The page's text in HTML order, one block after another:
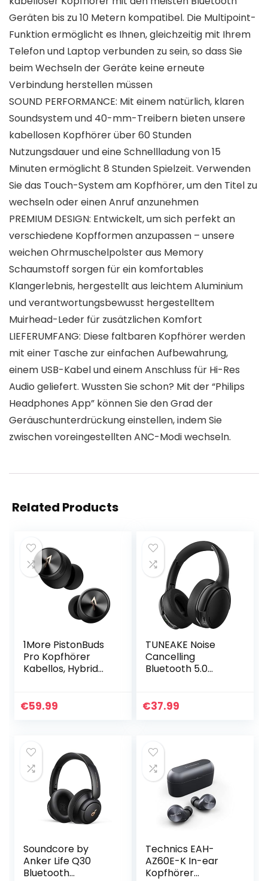
Geräten bis zu 10 Metern kompatibel. Die Multipoint-
Funktion ermöglicht es Ihnen, gleichzeitig mit Ihrem
Telefon und Laptop verbunden zu sein, so dass Sie
beim Wechseln der Geräte keine erneute
Verbindung herstellen müssen
SOUND PERFORMANCE: Mit einem natürlich, klaren
Soundsystem und 40-mm-Treibern bieten unsere
kabellosen Kopfhörer über 60 Stunden
Nutzungsdauer und eine Schnellladung von 15
Minuten ermöglicht 8 Stunden Spielzeit. Verwenden
Sie das Touch-System am Kopfhörer, um den Titel zu
wechseln oder einen Anruf anzunehmen
PREMIUM DESIGN: Entwickelt, um sich perfekt an
verschiedene Kopfformen anzupassen – unsere
weichen Ohrmuschelpolster aus Memory
Schaumstoff sorgen für ein komfortables
Klangerlebnis, hergestellt aus leichtem Aluminium
und verantwortungsbewusst hergestelltem
Muirhead-Leder für zusätzlichen Komfort
LIEFERUMFANG: Diese faltbaren Kopfhörer werden
mit einer Tasche zur einfachen Aufbewahrung,
einem USB-Kabel und einem Anschluss für Hi-Res
Audio geliefert. Wussten Sie schon? Mit der “Philips
Headphones App” können Sie den Grad der
Geräuschunterdrückung einstellen, indem Sie
zwischen voreingestellten ANC-Modi wechseln.
Related Products
1More PistonBuds
Pro Kopfhörer
Kabellos, Hybrid
Kopfhörer,
€59.99
TUNEAKE Noise
Cancelling
Bluetooth 5.0
g i-Fi-Stereo-
€37.99
Soundcore by
Anker Life Q30
Bluetooth
Technics EAH-
AZ60E-K In-ear
Kopfhörer